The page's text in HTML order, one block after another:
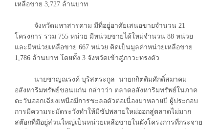
เหลือขาย 3,727 ล้านบาท
จังหวัดมหาสารคาม มีที่อยู่อาศัยเสนอขายจำนวน 21
โครงการ รวม 755 หน่วย มีหน่วยขายได้ใหม่จำนวน 88 หน่วย
และมีหน่วยเหลือขาย 667 หน่วย คิดเป็นมูลค่าหน่วยเหลือขาย
1,786 ล้านบาท โดยทั้ง 3 จังหวัดเข้าสู่ภาวะทรงตัว
นายชาญณรงค์ บุริสตระกูล นายกกิตติมศักดิ์สมาคม
อสังหาริมทรัพย์ขอนแก่น กล่าวว่า ตลาดอสังหาริมทรัพย์ในภาค
ตะวันออกเฉียงเหนือมีการชะลอตัวต่อเนื่องมาหลายปี ผู้ประกอบ
การมีความระมัดระวังทำให้มีซัปพลายใหม่ออกสู่ตลาดไม่มาก
สต๊อกที่มีอยู่ส่วนใหญ่เป็นหน่วยเหลือขายในผังโครงการที่กระจาย